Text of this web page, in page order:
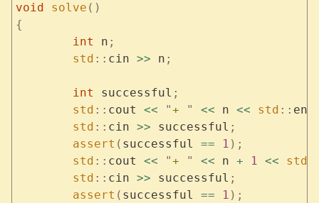
void solve ()
{
	int
n ;
	std
:: cin >> n ;
	int
successful ;
	std
:: cout << "+ " << n << std ::
	std
:: cin >> successful ;
	assert
( successful == 1 );
	std
:: cout << "+ " << n + 1 << std
	std
:: cin >> successful ;
	assert
( successful == 1 );